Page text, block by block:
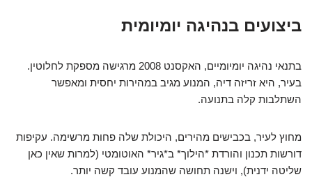
ביצועים בנהיגה יומיומית
בתנאי נהיגה יומיומיים, האקסנט 2008 מרגישה מספקת לחלוטין.
בעיר, היא זריזה דיה, המנוע מגיב במהירות יחסית ומאפשר
השתלבות קלה בתנועה.
מחוץ לעיר, בכבישים מהירים, היכולת שלה פחות מרשימה. עקיפות
דורשות תכנון והורדת *הילוך* ב*גיר* האוטומטי (למרות שאין כאן
שליטה ידנית), וישנה תחושה שהמנוע עובד קשה יותר.